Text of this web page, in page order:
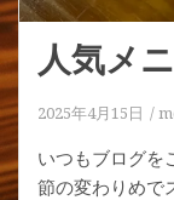
人気メ
2025年4月15日
いつもブログを
節の変わりめで